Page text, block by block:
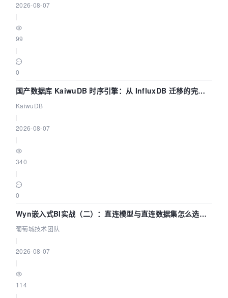
2026-08-07
99
0
国产数据库 KaiwuDB 时序引擎：从 InfluxDB 迁移的完整
技术路径
KaiwuDB
2026-08-07
340
0
Wyn嵌入式BI实战（二）：直连模型与直连数据集怎么选，
参数为什么不生效？| 葡萄城技术团队
葡萄城技术团队
2026-08-07
114